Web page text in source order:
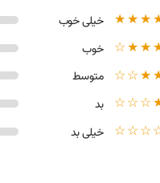
خیلی خوب
خوب
متوسط
بد
خیلی بد